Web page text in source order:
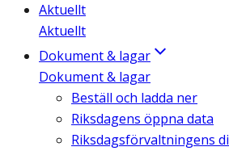
Aktuellt
Aktuellt
Dokument & lagar
Dokument & lagar
Beställ och ladda ner
Riksdagens öppna data
Riksdagsförvaltningens